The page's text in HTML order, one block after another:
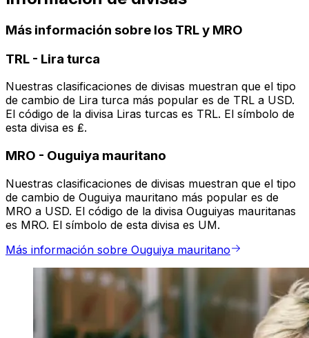
Más información sobre los TRL y MRO
TRL - Lira turca
Nuestras clasificaciones de divisas muestran que el tipo
de cambio de Lira turca más popular es de TRL a USD.
El código de la divisa Liras turcas es TRL. El símbolo de
esta divisa es ₤.
MRO - Ouguiya mauritano
Nuestras clasificaciones de divisas muestran que el tipo
de cambio de Ouguiya mauritano más popular es de
MRO a USD. El código de la divisa Ouguiyas mauritanas
es MRO. El símbolo de esta divisa es UM.
Más información sobre Ouguiya mauritano